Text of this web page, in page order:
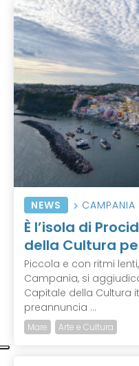
NEWS CAMPANIA
È l’isola di
della Cultura
Piccola e con ritmi
Campania, si
Capitale della Cultura
preannuncia ...
Mare Arte e Cultura